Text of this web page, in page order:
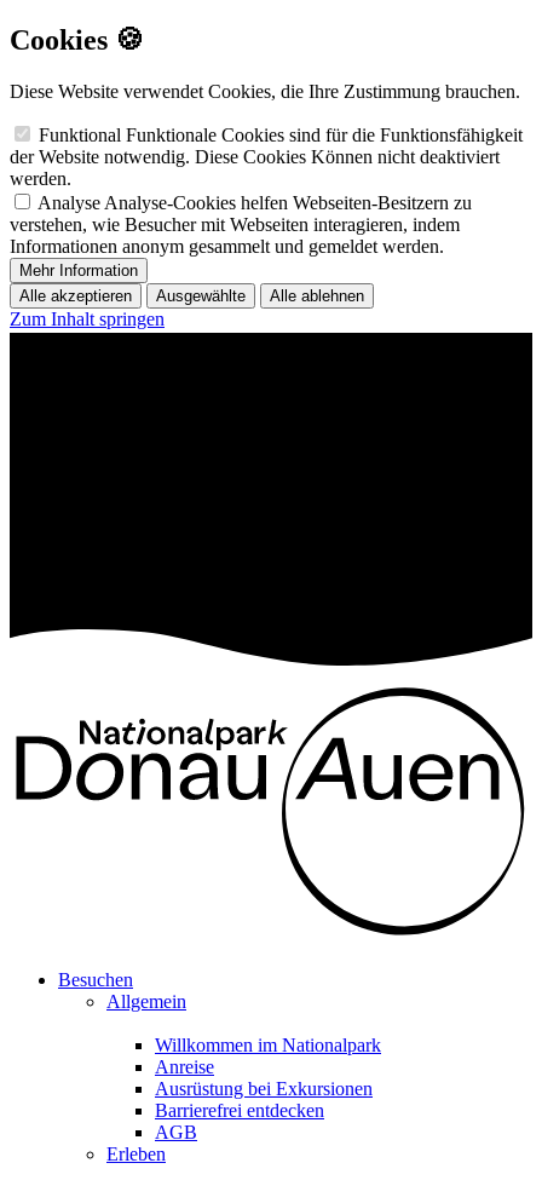
Cookies 🍪
Diese Website verwendet Cookies, die Ihre Zustimmung brauchen.
Funktional Funktionale Cookies sind für die Funktionsfähigkeit
der Website notwendig. Diese Cookies Können nicht deaktiviert
werden.
Analyse Analyse-Cookies helfen Webseiten-Besitzern zu
verstehen, wie Besucher mit Webseiten interagieren, indem
Informationen anonym gesammelt und gemeldet werden.
Mehr Information
Alle akzeptieren
Ausgewählte Alle ablehnen
Zum Inhalt springen
Besuchen
Allgemein
Willkommen im Nationalpark
Anreise
Ausrüstung bei Exkursionen
Barrierefrei entdecken
AGB
Erleben